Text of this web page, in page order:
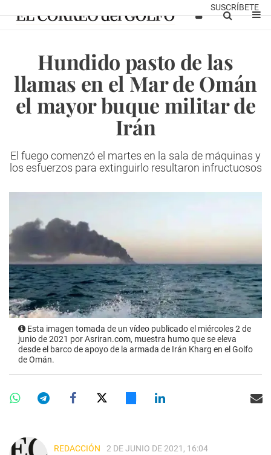
SUSCRÍBETE
Hundido pasto de las
llamas en el Mar de Omán
el mayor buque militar de
Irán
El fuego comenzó el martes en la sala de máquinas y
los esfuerzos para extinguirlo resultaron infructuosos
Esta imagen tomada de un vídeo publicado el miércoles 2 de
junio de 2021 por Asriran.com, muestra humo que se eleva
desde el barco de apoyo de la armada de Irán Kharg en el Golfo
de Omán.
REDACCIÓN 2 DE JUNIO DE 2021, 16:04